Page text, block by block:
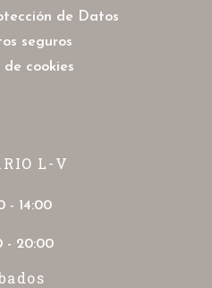
de Datos
seguros
de cookies
L-V
- 14:00
- 20:00